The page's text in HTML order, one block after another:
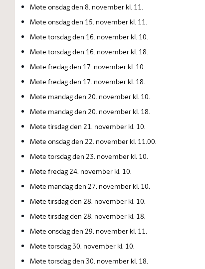
Møte onsdag den 8. november kl. 11.
Møte onsdag den 15. november kl. 11.
Møte torsdag den 16. november kl. 10.
Møte torsdag den 16. november kl. 18.
Møte fredag den 17. november kl. 10.
Møte fredag den 17. november kl. 18.
Møte mandag den 20. november kl. 10.
Møte mandag den 20. november kl. 18.
Møte tirsdag den 21. november kl. 10.
Møte onsdag den 22. november kl. 11.00.
Møte torsdag den 23. november kl. 10.
Møte fredag 24. november kl. 10.
Møte mandag den 27. november kl. 10.
Møte tirsdag den 28. november kl. 10.
Møte tirsdag den 28. november kl. 18.
Møte onsdag den 29. november kl. 11.
Møte torsdag 30. november kl. 10.
Møte torsdag den 30. november kl. 18.